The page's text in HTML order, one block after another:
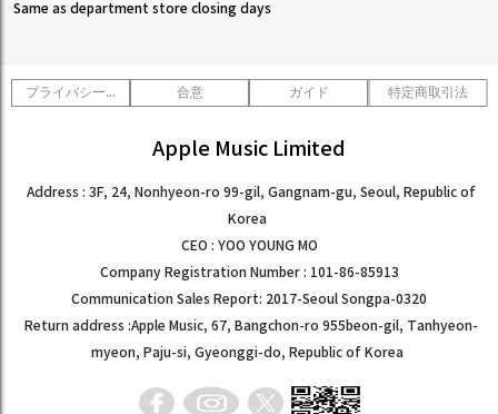
Same as department store closing days
プライバシーポリシー 合意 ガイド 特定商取引法
Apple Music Limited
Address : 3F, 24, Nonhyeon-ro 99-gil, Gangnam-gu, Seoul, Republic of
Korea
CEO : YOO YOUNG MO
Company Registration Number : 101-86-85913
Communication Sales Report: 2017-Seoul Songpa-0320
Return address :Apple Music, 67, Bangchon-ro 955beon-gil, Tanhyeon-
myeon, Paju-si, Gyeonggi-do, Republic of Korea